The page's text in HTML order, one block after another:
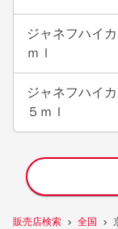
販売店検索 全国
ジャネフハイ
ｍｌ
ジャネフハイ
５ｍｌ